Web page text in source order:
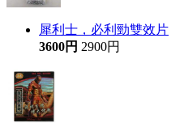
犀利士，必利勁雙效片
3600円 2900円